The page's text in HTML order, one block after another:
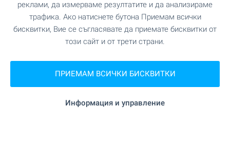
Ресторант "Пицария Поли" на 284 м. (4 мин.)
Ресторант "О!Шипка" на 289 м. (4 мин.)
реклами, да измерваме резултатите и да анализираме
трафика. Ако натиснете бутона Приемам всички
бисквитки, Вие се съгласявате да приемате бисквитки от
този сайт и от трети страни.
ПРИЕМАМ ВСИЧКИ БИСКВИТКИ
Информация и управление